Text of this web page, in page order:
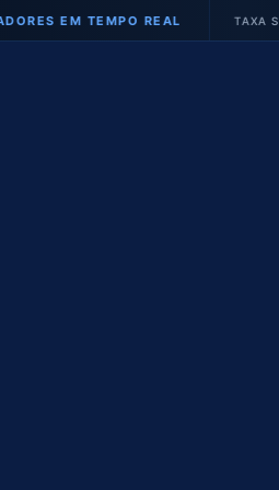
EM TEMPO REAL TAXA SELIC